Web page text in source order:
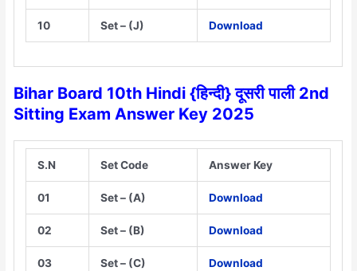
10 Set – (J) Download
Bihar Board 10th Hindi {हिन्दी} दूसरी पाली2nd
Sitting Exam Answer Key 2025
S.N Set Code Answer Key
01 Set – (A) Download
02 Set – (B) Download
03 Set – (C) Download